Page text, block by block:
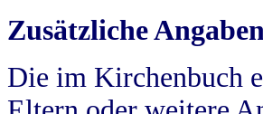
Zusätzliche
Die im Kirchenbuch